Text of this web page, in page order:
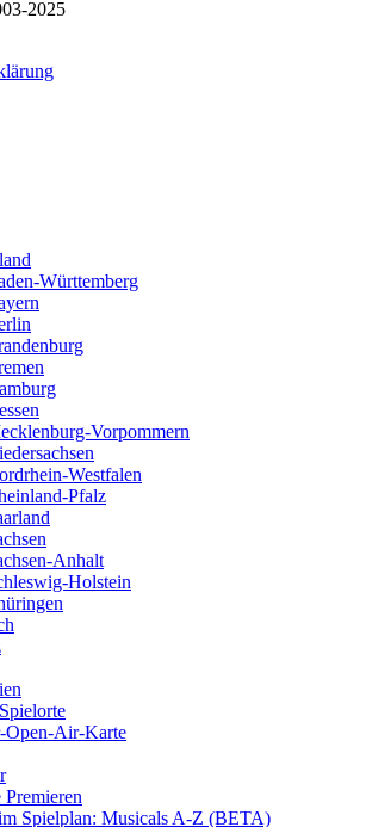
2025
Württemberg
Vorpommern
Westfalen
Pfalz
Anhalt
Holstein
Open-Air-Karte
Spielplan: Musicals A-Z (BETA)